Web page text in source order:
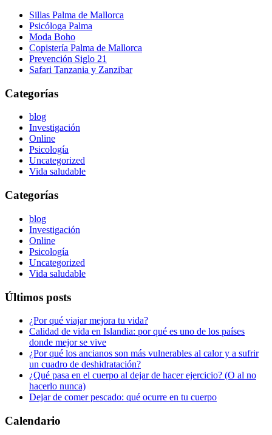
Sillas Palma de Mallorca
Psicóloga Palma
Moda Boho
Copistería Palma de Mallorca
Prevención Siglo 21
Safari Tanzania y Zanzibar
Categorías
blog
Investigación
Online
Psicología
Uncategorized
Vida saludable
Categorías
blog
Investigación
Online
Psicología
Uncategorized
Vida saludable
Últimos posts
¿Por qué viajar mejora tu vida?
Calidad de vida en Islandia: por qué es uno de los países
donde mejor se vive
¿Por qué los ancianos son más vulnerables al calor y a sufrir
un cuadro de deshidratación?
¿Qué pasa en el cuerpo al dejar de hacer ejercicio? (O al no
hacerlo nunca)
Dejar de comer pescado: qué ocurre en tu cuerpo
Calendario